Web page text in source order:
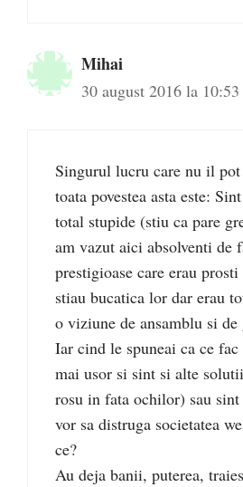
Mihai
30 august 2016 la
Singurul lucru care nu il
toata povestea asta este:
total stupide (stiu ca pare
am vazut aici absolventi de
prestigioase care erau
stiau bucatica lor dar erau
o viziune de ansamblu si
Iar cind le spuneai ca ce fac
mai usor si sint si alte
rosu in fata ochilor) sau
vor sa distruga societatea
ce?
Au deja banii, puterea,